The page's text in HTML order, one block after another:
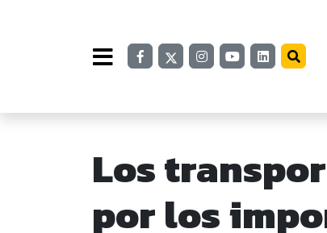
Los
por los